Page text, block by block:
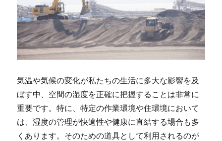
気温や気候の変化が私たちの生活に多大な影響を及
ぼす中、空間の湿度を正確に把握することは非常に
重要です。特に、特定の作業環境や住環境において
は、湿度の管理が快適性や健康に直結する場合も多
くあります。そのための道具として利用されるのが